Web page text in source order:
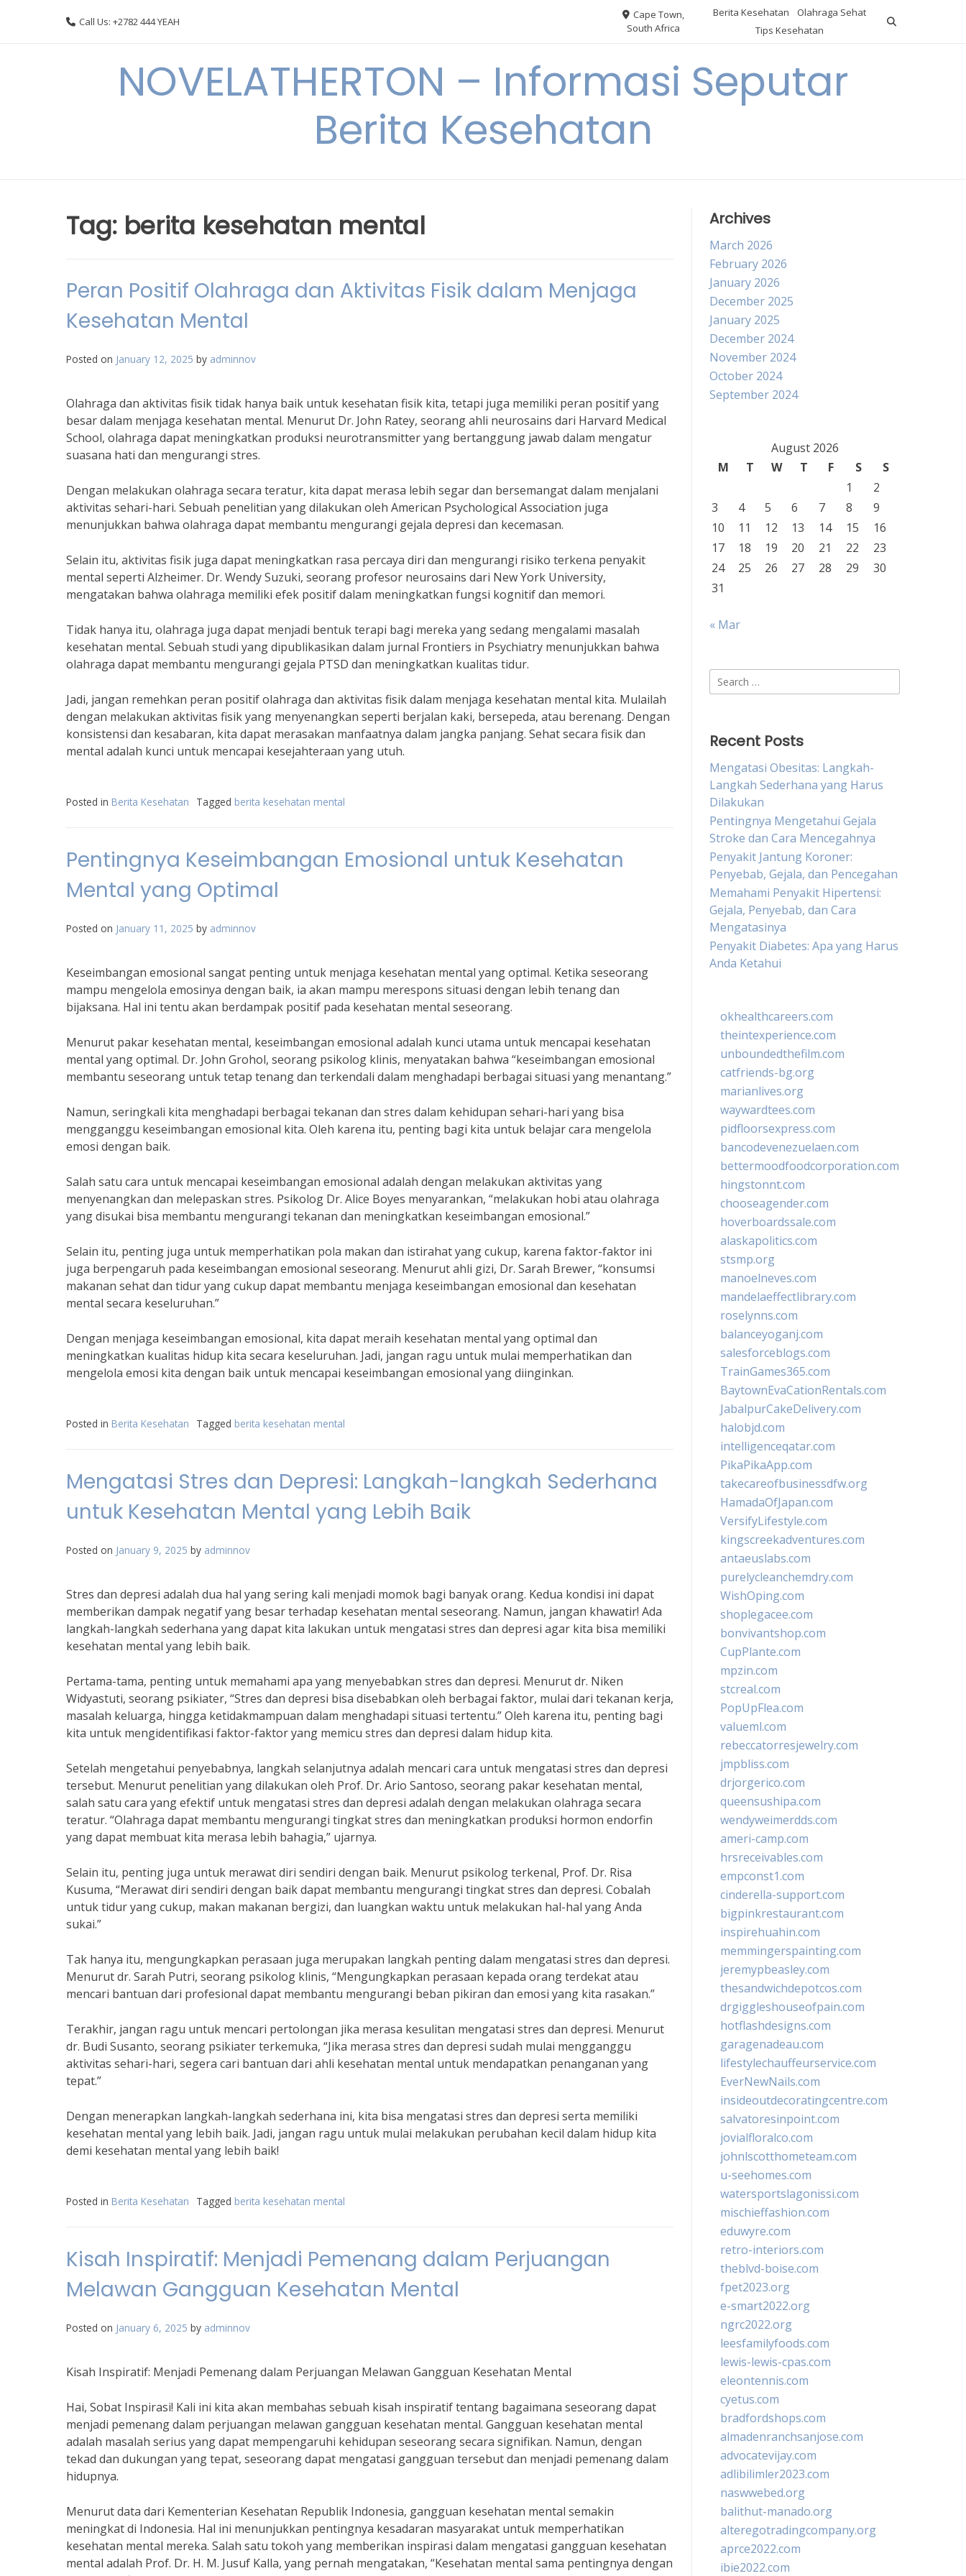
Call Us: +2782 444 YEAH
Cape Town,
South Africa
Berita Kesehatan
Olahraga Sehat
Tips Kesehatan
NOVELATHERTON – Informasi Seputar
Berita Kesehatan
Tag: berita kesehatan mental
Peran Positif Olahraga dan Aktivitas Fisik dalam Menjaga
Kesehatan Mental
Posted on January 12, 2025 by adminnov
Olahraga dan aktivitas fisik tidak hanya baik untuk kesehatan fisik kita, tetapi juga memiliki peran positif yang
besar dalam menjaga kesehatan mental. Menurut Dr. John Ratey, seorang ahli neurosains dari Harvard Medical
School, olahraga dapat meningkatkan produksi neurotransmitter yang bertanggung jawab dalam mengatur
suasana hati dan mengurangi stres.
Dengan melakukan olahraga secara teratur, kita dapat merasa lebih segar dan bersemangat dalam menjalani
aktivitas sehari-hari. Sebuah penelitian yang dilakukan oleh American Psychological Association juga
menunjukkan bahwa olahraga dapat membantu mengurangi gejala depresi dan kecemasan.
Selain itu, aktivitas fisik juga dapat meningkatkan rasa percaya diri dan mengurangi risiko terkena penyakit
mental seperti Alzheimer. Dr. Wendy Suzuki, seorang profesor neurosains dari New York University,
mengatakan bahwa olahraga memiliki efek positif dalam meningkatkan fungsi kognitif dan memori.
Tidak hanya itu, olahraga juga dapat menjadi bentuk terapi bagi mereka yang sedang mengalami masalah
kesehatan mental. Sebuah studi yang dipublikasikan dalam jurnal Frontiers in Psychiatry menunjukkan bahwa
olahraga dapat membantu mengurangi gejala PTSD dan meningkatkan kualitas tidur.
Jadi, jangan remehkan peran positif olahraga dan aktivitas fisik dalam menjaga kesehatan mental kita. Mulailah
dengan melakukan aktivitas fisik yang menyenangkan seperti berjalan kaki, bersepeda, atau berenang. Dengan
konsistensi dan kesabaran, kita dapat merasakan manfaatnya dalam jangka panjang. Sehat secara fisik dan
mental adalah kunci untuk mencapai kesejahteraan yang utuh.
Posted in Berita Kesehatan Tagged berita kesehatan mental
Pentingnya Keseimbangan Emosional untuk Kesehatan
Mental yang Optimal
Posted on January 11, 2025 by adminnov
Keseimbangan emosional sangat penting untuk menjaga kesehatan mental yang optimal. Ketika seseorang
mampu mengelola emosinya dengan baik, ia akan mampu merespons situasi dengan lebih tenang dan
bijaksana. Hal ini tentu akan berdampak positif pada kesehatan mental seseorang.
Menurut pakar kesehatan mental, keseimbangan emosional adalah kunci utama untuk mencapai kesehatan
mental yang optimal. Dr. John Grohol, seorang psikolog klinis, menyatakan bahwa “keseimbangan emosional
membantu seseorang untuk tetap tenang dan terkendali dalam menghadapi berbagai situasi yang menantang.”
Namun, seringkali kita menghadapi berbagai tekanan dan stres dalam kehidupan sehari-hari yang bisa
mengganggu keseimbangan emosional kita. Oleh karena itu, penting bagi kita untuk belajar cara mengelola
emosi dengan baik.
Salah satu cara untuk mencapai keseimbangan emosional adalah dengan melakukan aktivitas yang
menyenangkan dan melepaskan stres. Psikolog Dr. Alice Boyes menyarankan, “melakukan hobi atau olahraga
yang disukai bisa membantu mengurangi tekanan dan meningkatkan keseimbangan emosional.”
Selain itu, penting juga untuk memperhatikan pola makan dan istirahat yang cukup, karena faktor-faktor ini
juga berpengaruh pada keseimbangan emosional seseorang. Menurut ahli gizi, Dr. Sarah Brewer, “konsumsi
makanan sehat dan tidur yang cukup dapat membantu menjaga keseimbangan emosional dan kesehatan
mental secara keseluruhan.”
Dengan menjaga keseimbangan emosional, kita dapat meraih kesehatan mental yang optimal dan
meningkatkan kualitas hidup kita secara keseluruhan. Jadi, jangan ragu untuk mulai memperhatikan dan
mengelola emosi kita dengan baik untuk mencapai keseimbangan emosional yang diinginkan.
Posted in Berita Kesehatan Tagged berita kesehatan mental
Mengatasi Stres dan Depresi: Langkah-langkah Sederhana
untuk Kesehatan Mental yang Lebih Baik
Posted on January 9, 2025 by adminnov
Stres dan depresi adalah dua hal yang sering kali menjadi momok bagi banyak orang. Kedua kondisi ini dapat
memberikan dampak negatif yang besar terhadap kesehatan mental seseorang. Namun, jangan khawatir! Ada
langkah-langkah sederhana yang dapat kita lakukan untuk mengatasi stres dan depresi agar kita bisa memiliki
kesehatan mental yang lebih baik.
Pertama-tama, penting untuk memahami apa yang menyebabkan stres dan depresi. Menurut dr. Niken
Widyastuti, seorang psikiater, “Stres dan depresi bisa disebabkan oleh berbagai faktor, mulai dari tekanan kerja,
masalah keluarga, hingga ketidakmampuan dalam menghadapi situasi tertentu.” Oleh karena itu, penting bagi
kita untuk mengidentifikasi faktor-faktor yang memicu stres dan depresi dalam hidup kita.
Setelah mengetahui penyebabnya, langkah selanjutnya adalah mencari cara untuk mengatasi stres dan depresi
tersebut. Menurut penelitian yang dilakukan oleh Prof. Dr. Ario Santoso, seorang pakar kesehatan mental,
salah satu cara yang efektif untuk mengatasi stres dan depresi adalah dengan melakukan olahraga secara
teratur. “Olahraga dapat membantu mengurangi tingkat stres dan meningkatkan produksi hormon endorfin
yang dapat membuat kita merasa lebih bahagia,” ujarnya.
Selain itu, penting juga untuk merawat diri sendiri dengan baik. Menurut psikolog terkenal, Prof. Dr. Risa
Kusuma, “Merawat diri sendiri dengan baik dapat membantu mengurangi tingkat stres dan depresi. Cobalah
untuk tidur yang cukup, makan makanan bergizi, dan luangkan waktu untuk melakukan hal-hal yang Anda
sukai.”
Tak hanya itu, mengungkapkan perasaan juga merupakan langkah penting dalam mengatasi stres dan depresi.
Menurut dr. Sarah Putri, seorang psikolog klinis, “Mengungkapkan perasaan kepada orang terdekat atau
mencari bantuan dari profesional dapat membantu mengurangi beban pikiran dan emosi yang kita rasakan.”
Terakhir, jangan ragu untuk mencari pertolongan jika merasa kesulitan mengatasi stres dan depresi. Menurut
dr. Budi Susanto, seorang psikiater terkemuka, “Jika merasa stres dan depresi sudah mulai mengganggu
aktivitas sehari-hari, segera cari bantuan dari ahli kesehatan mental untuk mendapatkan penanganan yang
tepat.”
Dengan menerapkan langkah-langkah sederhana ini, kita bisa mengatasi stres dan depresi serta memiliki
kesehatan mental yang lebih baik. Jadi, jangan ragu untuk mulai melakukan perubahan kecil dalam hidup kita
demi kesehatan mental yang lebih baik!
Posted in Berita Kesehatan Tagged berita kesehatan mental
Kisah Inspiratif: Menjadi Pemenang dalam Perjuangan
Melawan Gangguan Kesehatan Mental
Posted on January 6, 2025 by adminnov
Kisah Inspiratif: Menjadi Pemenang dalam Perjuangan Melawan Gangguan Kesehatan Mental
Hai, Sobat Inspirasi! Kali ini kita akan membahas sebuah kisah inspiratif tentang bagaimana seseorang dapat
menjadi pemenang dalam perjuangan melawan gangguan kesehatan mental. Gangguan kesehatan mental
adalah masalah serius yang dapat mempengaruhi kehidupan seseorang secara signifikan. Namun, dengan
tekad dan dukungan yang tepat, seseorang dapat mengatasi gangguan tersebut dan menjadi pemenang dalam
hidupnya.
Menurut data dari Kementerian Kesehatan Republik Indonesia, gangguan kesehatan mental semakin
meningkat di Indonesia. Hal ini menunjukkan pentingnya kesadaran masyarakat untuk memperhatikan
kesehatan mental mereka. Salah satu tokoh yang memberikan inspirasi dalam mengatasi gangguan kesehatan
mental adalah Prof. Dr. H. M. Jusuf Kalla, yang pernah mengatakan, “Kesehatan mental sama pentingnya dengan
Archives
March 2026
February 2026
January 2026
December 2025
January 2025
December 2024
November 2024
October 2024
September 2024
August 2026
M
T W T F S
S
1
2
3
4 5 6 7 8
9
10
11 12 13 14 15
16
17
18 19 20 21 22
23
24
25 26 27 28 29
30
31
« Mar
Search
for:
Recent Posts
Mengatasi Obesitas: Langkah-
Langkah Sederhana yang Harus
Dilakukan
Pentingnya Mengetahui Gejala
Stroke dan Cara Mencegahnya
Penyakit Jantung Koroner:
Penyebab, Gejala, dan Pencegahan
Memahami Penyakit Hipertensi:
Gejala, Penyebab, dan Cara
Mengatasinya
Penyakit Diabetes: Apa yang Harus
Anda Ketahui
okhealthcareers.com
theintexperience.com
unboundedthefilm.com
catfriends-bg.org
marianlives.org
waywardtees.com
pidfloorsexpress.com
bancodevenezuelaen.com
bettermoodfoodcorporation.com
hingstonnt.com
chooseagender.com
hoverboardssale.com
alaskapolitics.com
stsmp.org
manoelneves.com
mandelaeffectlibrary.com
roselynns.com
balanceyoganj.com
salesforceblogs.com
TrainGames365.com
BaytownEvaCationRentals.com
JabalpurCakeDelivery.com
halobjd.com
intelligenceqatar.com
PikaPikaApp.com
takecareofbusinessdfw.org
HamadaOfJapan.com
VersifyLifestyle.com
kingscreekadventures.com
antaeuslabs.com
purelycleanchemdry.com
WishOping.com
shoplegacee.com
bonvivantshop.com
CupPlante.com
mpzin.com
stcreal.com
PopUpFlea.com
valueml.com
rebeccatorresjewelry.com
jmpbliss.com
drjorgerico.com
queensushipa.com
wendyweimerdds.com
ameri-camp.com
hrsreceivables.com
empconst1.com
cinderella-support.com
bigpinkrestaurant.com
inspirehuahin.com
memmingerspainting.com
jeremypbeasley.com
thesandwichdepotcos.com
drgiggleshouseofpain.com
hotflashdesigns.com
garagenadeau.com
lifestylechauffeurservice.com
EverNewNails.com
insideoutdecoratingcentre.com
salvatoresinpoint.com
jovialfloralco.com
johnlscotthometeam.com
u-seehomes.com
watersportslagonissi.com
mischieffashion.com
eduwyre.com
retro-interiors.com
theblvd-boise.com
fpet2023.org
e-smart2022.org
ngrc2022.org
leesfamilyfoods.com
lewis-lewis-cpas.com
eleontennis.com
cyetus.com
bradfordshops.com
almadenranchsanjose.com
advocatevijay.com
adlibilimler2023.com
naswwebed.org
balithut-manado.org
alteregotradingcompany.org
aprce2022.com
ibie2022.com